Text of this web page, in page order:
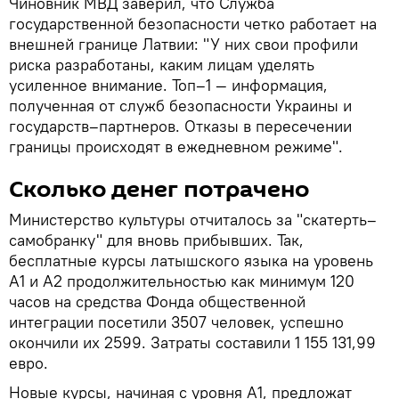
государственной безопасности четко работает на
внешней границе Латвии: "У них свои профили
риска разработаны, каким лицам уделять
усиленное внимание. Топ–1 — информация,
полученная от служб безопасности Украины и
государств–партнеров. Отказы в пересечении
границы происходят в ежедневном режиме".
Сколько денег потрачено
Министерство культуры отчиталось за "скатерть–
самобранку" для вновь прибывших. Так,
бесплатные курсы латышского языка на уровень
А1 и А2 продолжительностью как минимум 120
часов на средства Фонда общественной
интеграции посетили 3507 человек, успешно
окончили их 2599. Затраты составили 1 155 131,99
евро.
Новые курсы, начиная с уровня А1, предложат